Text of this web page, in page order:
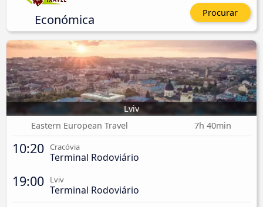
Económica Procurar
Lviv
Eastern European Travel
7h 40min
10:20 Cracóvia
Terminal Rodoviário
19:00 Lviv
Terminal Rodoviário